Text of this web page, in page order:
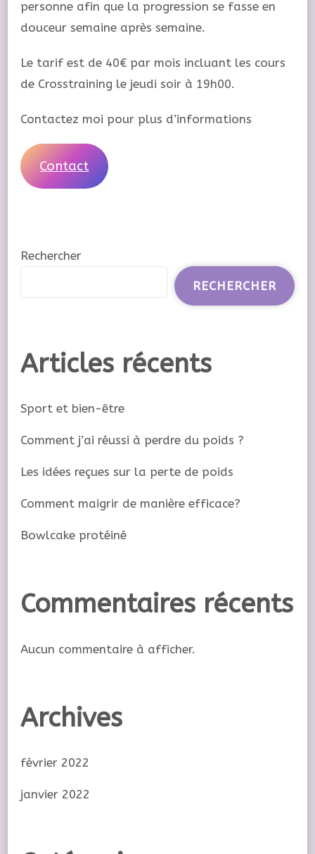
personne afin que la progression se fasse en
douceur semaine après semaine.
Le tarif est de 40€ par mois incluant les cours
de Crosstraining le jeudi soir à 19h00.
Contactez moi pour plus d’informations
Contact
Rechercher
RECHERCHER
Articles récents
Sport et bien-être
Comment j’ai réussi à perdre du poids ?
Les idées reçues sur la perte de poids
Comment maigrir de manière efficace?
Bowlcake protéiné
Commentaires récents
Aucun commentaire à afficher.
Archives
février 2022
janvier 2022